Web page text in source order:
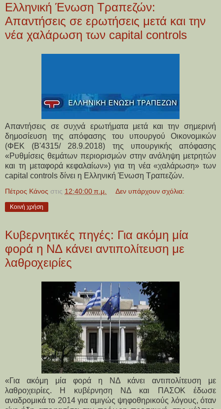
Ελληνική Ένωση Τραπεζών:
Απαντήσεις σε ερωτήσεις μετά και την
νέα χαλάρωση των capital controls
Απαντήσεις σε συχνά ερωτήματα μετά και την σημερινή
δημοσίευση της απόφασης του υπουργού Οικονομικών
(ΦΕΚ (Β'4315/ 28.9.2018) της υπουργικής απόφασης
«Ρυθμίσεις θεμάτων περιορισμών στην ανάληψη μετρητών
και τη μεταφορά κεφαλαίων») για τη νέα «χαλάρωση» των
capital controls δίνει η Ελληνική Ένωση Τραπεζών.
Πέτρος Κάνος στις 12:40:00 π.μ. Δεν υπάρχουν σχόλια:
Κοινή χρήση
Κυβερνητικές πηγές: Για ακόμη μία
φορά η ΝΔ κάνει αντιπολίτευση με
λαθροχειρίες
«Για ακόμη μία φορά η ΝΔ κάνει αντιπολίτευση με
λαθροχειρίες. Η κυβέρνηση ΝΔ και ΠΑΣΟΚ έδωσε
αναδρομικά το 2014 για αμιγώς ψηφοθηρικούς λόγους, όταν